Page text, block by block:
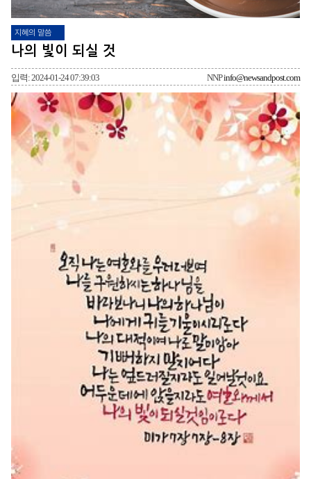
지혜의 말씀
나의 빛이 되실 것
입력: 2024-01-24 07:39:03 NNPinfo@newsandpost.com